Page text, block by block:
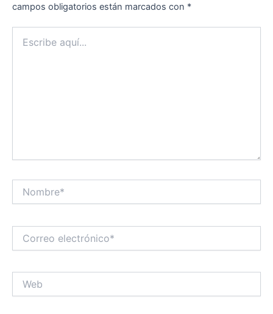
campos obligatorios están marcados con *
aquí...
electrónico*